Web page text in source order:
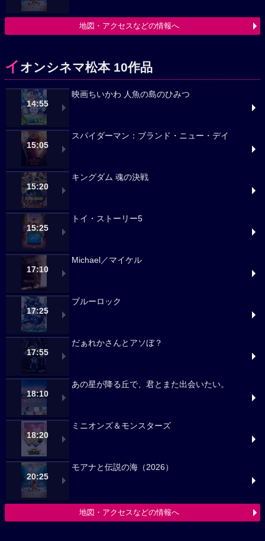
地図・アクセスなどの情報へ
イ オンシネマ松本 10作品
14:55
映画ちいかわ 人魚の島のひみつ
15:05
スパイダーマン：ブランド・ニュー・デイ
15:20
キングダム 魂の決戦
15:25
トイ・ストーリー5
17:10
Michael／マイケル
17:25
ブルーロック
17:55
だぁれかさんとアソぼ？
18:10
あの星が降る丘で、君とまた出会いたい。
18:20
ミニオンズ＆モンスターズ
20:25
モアナと伝説の海（2026）
地図・アクセスなどの情報へ